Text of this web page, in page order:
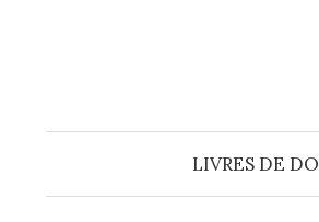
LIVRES DE DO